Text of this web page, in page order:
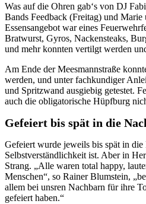
Was auf die Ohren gab‘s von DJ
Bands Feedback (Freitag) und Marie
Essensangebot war eines
Bratwurst, Gyros, Nackensteaks,
und mehr konnten vertilgt werden
Am Ende der Meesmannstraße
werden, und unter fachkundiger
und Spritzwand ausgiebig getestet.
auch die obligatorische Hüpfburg
Gefeiert bis spät in die
Gefeiert wurde jeweils bis spät in
Selbstverständlichkeit ist. Aber in
Strang. „Alle waren total happy,
Menschen“, so Rainer Blumstein,
allem bei unsren Nachbarn für ihre
gefeiert haben.“